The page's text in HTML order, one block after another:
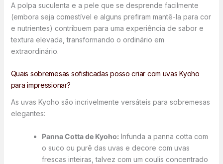
A polpa suculenta e a pele que se desprende facilmente
(embora seja comestível e alguns prefiram mantê-la para cor
e nutrientes) contribuem para uma experiência de sabor e
textura elevada, transformando o ordinário em
extraordinário.
Quais sobremesas sofisticadas posso criar com uvas Kyoho
para impressionar?
As uvas Kyoho são incrivelmente versáteis para sobremesas
elegantes:
Panna Cotta de Kyoho:Infunda a panna cotta com
o suco ou purê das uvas e decore com uvas
frescas inteiras, talvez com um coulis concentrado